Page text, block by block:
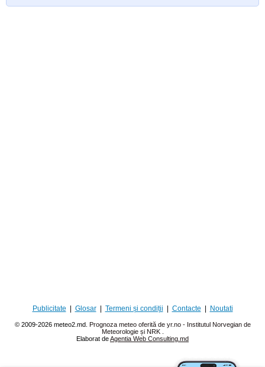
Publicitate Glosar| Termeni și condiții Contacte Noutati
© 2009-2026 meteo2.md. Prognoza meteo oferită de yr.no - Institutul Norvegian de
Meteorologie și NRK .
Elaborat deAgentia Web Consulting.md